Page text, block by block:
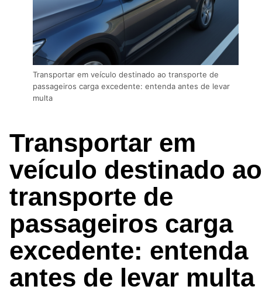
Transportar em veículo destinado ao transporte de
passageiros carga excedente: entenda antes de levar
multa
Transportar em
veículo destinado ao
transporte de
passageiros carga
excedente: entenda
antes de levar multa